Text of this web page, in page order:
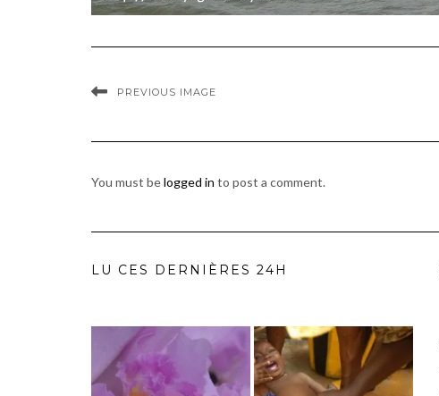
PREVIOUS IMAGE
You must belogged in to post a comment.
LU CES DERNIÈRES 24H